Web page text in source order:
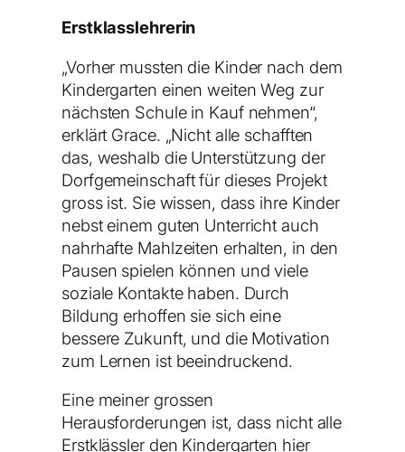
Erstklasslehrerin
„Vorher mussten die Kinder nach dem
Kindergarten einen weiten Weg zur
nächsten Schule in Kauf nehmen“,
erklärt Grace. „Nicht alle schafften
das, weshalb die Unterstützung der
Dorfgemeinschaft für dieses Projekt
gross ist. Sie wissen, dass ihre Kinder
nebst einem guten Unterricht auch
nahrhafte Mahlzeiten erhalten, in den
Pausen spielen können und viele
soziale Kontakte haben. Durch
Bildung erhoffen sie sich eine
bessere Zukunft, und die Motivation
zum Lernen ist beeindruckend.
Eine meiner grossen
Herausforderungen ist, dass nicht alle
Erstklässler den Kindergarten hier